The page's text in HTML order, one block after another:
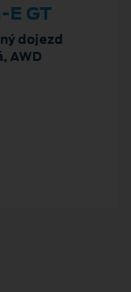
GT
dojezd
AWD